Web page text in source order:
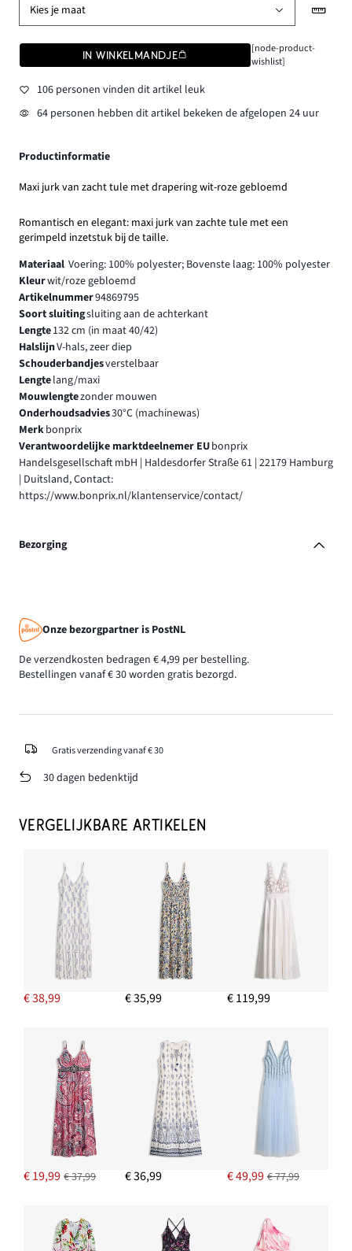
Kies je maat
IN WINKELMANDJE
[node-product-
wishlist]
106 personen vinden dit artikel leuk
64 personen hebben dit artikel bekeken de afgelopen 24 uur
Productinformatie
Maxi jurk van zacht tule met drapering wit-roze gebloemd
Romantisch en elegant: maxi jurk van zachte tule met een
gerimpeld inzetstuk bij de taille.
Materiaal Voering: 100% polyester; Bovenste laag: 100% polyester
Kleurwit/roze gebloemd
Artikelnummer94869795
Soort sluitingsluiting aan de achterkant
Lengte132 cm (in maat 40/42)
HalslijnV-hals, zeer diep
Schouderbandjesverstelbaar
Lengtelang/maxi
Mouwlengtezonder mouwen
Onderhoudsadvies30°C (machinewas)
Merkbonprix
Verantwoordelijke marktdeelnemer EUbonprix
Handelsgesellschaft mbH | Haldesdorfer Straße 61 | 22179 Hamburg
| Duitsland, Contact:
https://www.bonprix.nl/klantenservice/contact/
Bezorging
Onze bezorgpartner is PostNL
De verzendkosten bedragen € 4,99 per bestelling.
Bestellingen vanaf € 30 worden gratis bezorgd.
Gratis verzending vanaf € 30
30 dagen bedenktijd
VERGELIJKBARE ARTIKELEN
€ 38,99 € 35,99 € 119,99
€ 19,99 € 37,99 € 36,99 € 49,99 € 77,99